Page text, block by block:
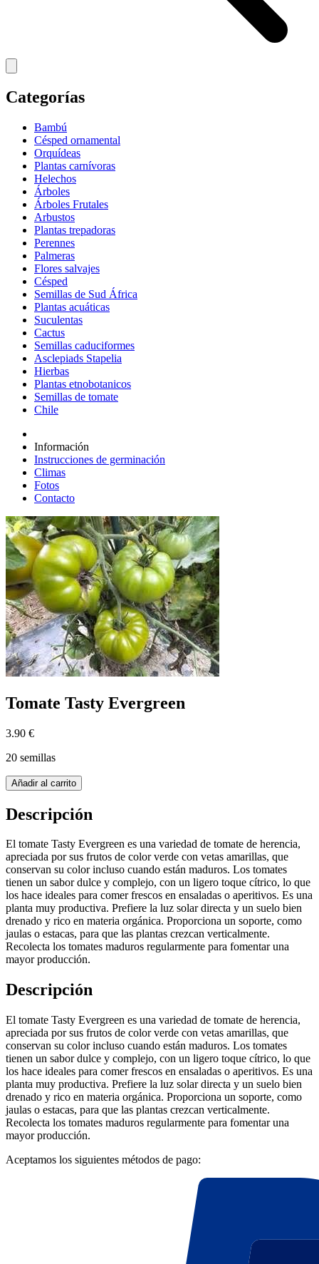
Categorías
Bambú
Césped ornamental
Orquídeas
Plantas carnívoras
Helechos
Árboles
Árboles Frutales
Arbustos
Plantas trepadoras
Perennes
Palmeras
Flores salvajes
Césped
Semillas de Sud África
Plantas acuáticas
Suculentas
Cactus
Semillas caduciformes
Asclepiads Stapelia
Hierbas
Plantas etnobotanicos
Semillas de tomate
Chile
Información
Instrucciones de germinación
Climas
Fotos
Contacto
Tomate Tasty Evergreen
3.90 €
20 semillas
Añadir al carrito
Descripción
El tomate Tasty Evergreen es una variedad de tomate de herencia,
apreciada por sus frutos de color verde con vetas amarillas, que
conservan su color incluso cuando están maduros. Los tomates
tienen un sabor dulce y complejo, con un ligero toque cítrico, lo que
los hace ideales para comer frescos en ensaladas o aperitivos. Es una
planta muy productiva. Prefiere la luz solar directa y un suelo bien
drenado y rico en materia orgánica. Proporciona un soporte, como
jaulas o estacas, para que las plantas crezcan verticalmente.
Recolecta los tomates maduros regularmente para fomentar una
mayor producción.
Descripción
El tomate Tasty Evergreen es una variedad de tomate de herencia,
apreciada por sus frutos de color verde con vetas amarillas, que
conservan su color incluso cuando están maduros. Los tomates
tienen un sabor dulce y complejo, con un ligero toque cítrico, lo que
los hace ideales para comer frescos en ensaladas o aperitivos. Es una
planta muy productiva. Prefiere la luz solar directa y un suelo bien
drenado y rico en materia orgánica. Proporciona un soporte, como
jaulas o estacas, para que las plantas crezcan verticalmente.
Recolecta los tomates maduros regularmente para fomentar una
mayor producción.
Aceptamos los siguientes métodos de pago: